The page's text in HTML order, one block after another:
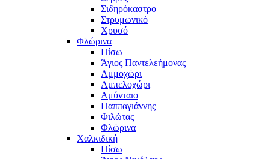
Σιδηρόκαστρο
Στρυμωνικό
Χρυσό
Φλώρινα
Πίσω
Άγιος Παντελεήμονας
Αμμοχώρι
Αμπελοχώρι
Αμύνταιο
Παππαγιάννης
Φιλώτας
Φλώρινα
Χαλκιδική
Πίσω